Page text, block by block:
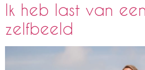
Ik heb last van
zelfbeeld